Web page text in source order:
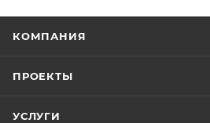
КОМПАНИЯ
ПРОЕКТЫ
УСЛУГИ